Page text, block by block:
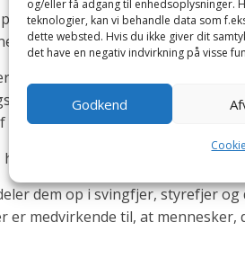
og/eller få adgang til enhedsoplysninger.
teknologier, kan vi behandle data som
dette websted. Hvis du ikke giver dit
det have en negativ indvirkning på visse
Godkend
de forskellige fuglegrupper.
vokser hele livet igennem, men
og mellemkæbe samt omkring
I det fleste tilfælde vokser
næbbet kan være forskelligt på
kan ses i forbindelse med
dem op i svingfjer, styrefjer
er medvirkende til, at